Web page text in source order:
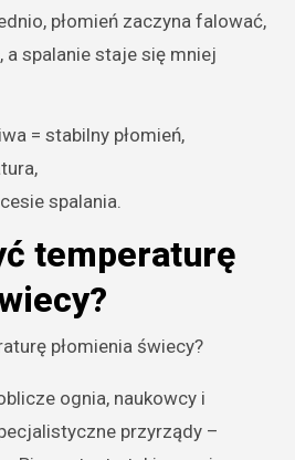
płomień zaczyna falować,
spalanie staje się mniej
= stabilny płomień,
spalania.
temperaturę
ognia, naukowcy i
przyrządy –